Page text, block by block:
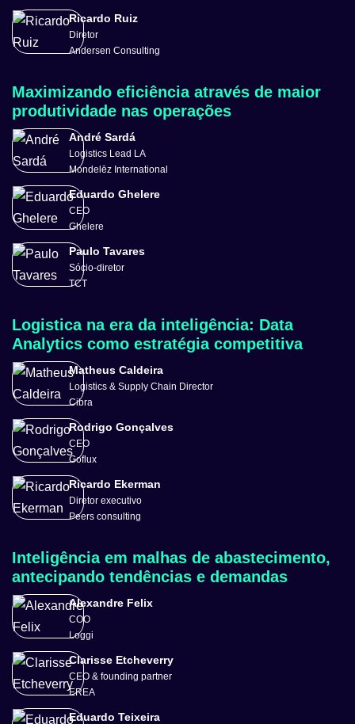
Ricardo Ruiz
Diretor
Andersen Consulting
Maximizando eficiência através de maior
produtividade nas operações
André Sardá
Logistics Lead LA
Mondelēz International
Eduardo Ghelere
CEO
Ghelere
Paulo Tavares
Sócio-diretor
TCT
Logistica na era da inteligência: Data
Analytics como estratégia competitiva
Matheus Caldeira
Logistics & Supply Chain Director
Cibra
Rodrigo Gonçalves
CEO
Goflux
Ricardo Ekerman
Diretor executivo
Peers consulting
Inteligência em malhas de abastecimento,
antecipando tendências e demandas
Alexandre Felix
COO
Loggi
Clarisse Etcheverry
CEO & founding partner
EREA
Eduardo Teixeira